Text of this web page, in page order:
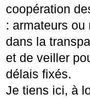
coopération
: armateurs ou
dans la
et de veiller
délais fixés.
Je tiens ici, à